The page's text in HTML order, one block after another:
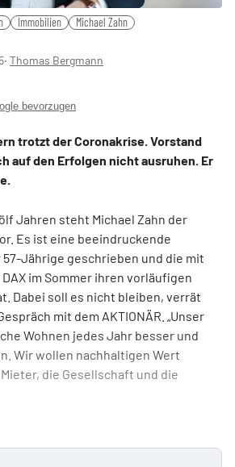
Immobilien Michael Zahn
‧ Thomas Bergmann
bevorzugen
trotzt der Coronakrise. Vorstand
auf den Erfolgen nicht ausruhen. Er
Jahren steht Michael Zahn der
Es ist eine beeindruckende
Jährige geschrieben und die mit
im Sommer ihren vorläufigen
Dabei soll es nicht bleiben, verrät
mit dem AKTIONÄR. „Unser
Wohnen jedes Jahr besser und
Wir wollen nachhaltigen Wert
die Gesellschaft und die